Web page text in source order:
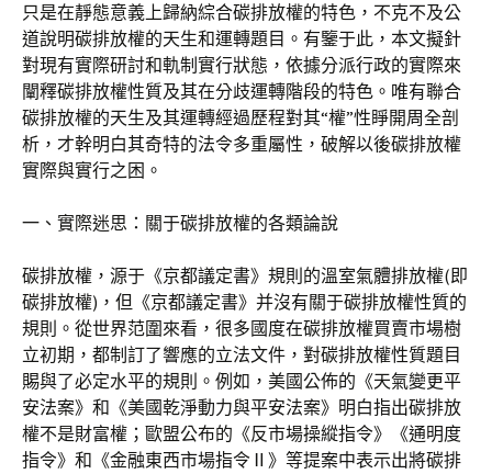
只是在靜態意義上歸納綜合碳排放權的特色，不克不及公
道說明碳排放權的天生和運轉題目。有鑒于此，本文擬針
對現有實際研討和軌制實行狀態，依據分派行政的實際來
闡釋碳排放權性質及其在分歧運轉階段的特色。唯有聯合
碳排放權的天生及其運轉經過歷程對其“權”性睜開周全剖
析，才幹明白其奇特的法令多重屬性，破解以後碳排放權
實際與實行之困。
一、實際迷思：關于碳排放權的各類論說
碳排放權，源于《京都議定書》規則的溫室氣體排放權(即
碳排放權)，但《京都議定書》并沒有關于碳排放權性質的
規則。從世界范圍來看，很多國度在碳排放權買賣市場樹
立初期，都制訂了響應的立法文件，對碳排放權性質題目
賜與了必定水平的規則。例如，美國公佈的《天氣變更平
安法案》和《美國乾淨動力與平安法案》明白指出碳排放
權不是財富權；歐盟公布的《反市場操縱指令》《通明度
指令》和《金融東西市場指令Ⅱ》等提案中表示出將碳排